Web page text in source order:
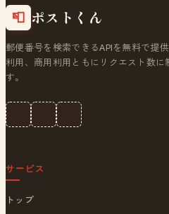
📮 ポストくん
郵便番号を検索できるAPIを無料で提
利用、商用利用ともにリクエスト数に
す。
サービス
トップ